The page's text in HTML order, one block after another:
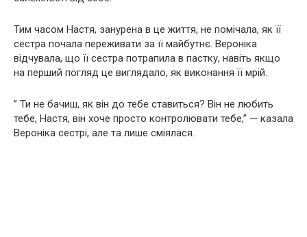
Тим часом Настя, занурена в це життя, не помічала, як її
сестра почала переживати за її майбутнє. Вероніка
відчувала, що її сестра потрапила в пастку, навіть якщо
на перший погляд це виглядало, як виконання її мрій.
” Ти не бачиш, як він до тебе ставиться? Він не любить
тебе, Настя, він хоче просто контролювати тебе,” — казала
Вероніка сестрі, але та лише сміялася.